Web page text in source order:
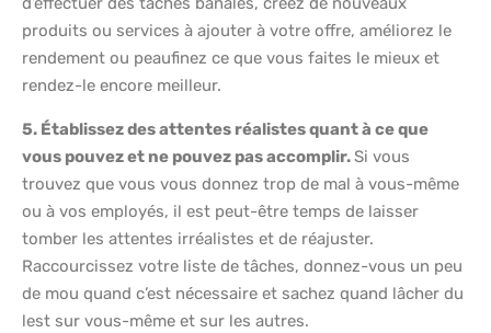
produits ou services à ajouter à votre offre, améliorez le
rendement ou peaufinez ce que vous faites le mieux et
rendez-le encore meilleur.
5. Établissez des attentes réalistes quant à ce que
vous pouvez et ne pouvez pas accomplir.Si vous
trouvez que vous vous donnez trop de mal à vous-même
ou à vos employés, il est peut-être temps de laisser
tomber les attentes irréalistes et de réajuster.
Raccourcissez votre liste de tâches, donnez-vous un peu
de mou quand c’est nécessaire et sachez quand lâcher du
lest sur vous-même et sur les autres.